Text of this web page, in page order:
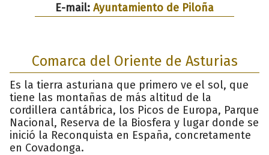
E-mail: Ayuntamiento de Piloña
Comarca del Oriente de Asturias
Es la tierra asturiana que primero ve el sol, que
tiene las montañas de más altitud de la
cordillera cantábrica, los Picos de Europa, Parque
Nacional, Reserva de la Biosfera y lugar donde se
inició la Reconquista en España, concretamente
en Covadonga.